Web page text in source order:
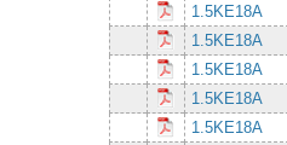
1.5KE18A
1.5KE18A
1.5KE18A
1.5KE18A
1.5KE18A